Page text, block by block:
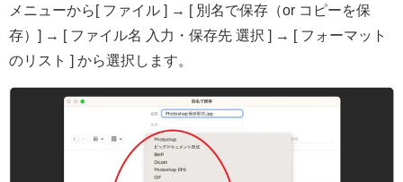
メニューから[ ファイル ] → [ 別名で保存（or コピーを保
存）] → [ ファイル名 入力・保存先 選択 ] → [ フォーマット
のリスト ] から選択します。